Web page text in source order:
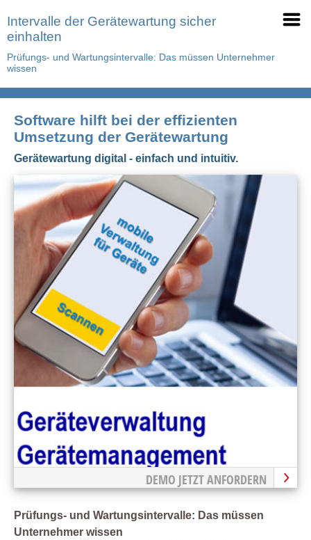
Intervalle der Gerätewartung sicher
einhalten
Prüfungs- und Wartungsintervalle: Das müssen Unternehmer
wissen
Software hilft bei der effizienten
Umsetzung der Gerätewartung
Gerätewartung digital - einfach und intuitiv.
DEMO JETZT ANFORDERN
Prüfungs- und Wartungsintervalle: Das müssen
Unternehmer wissen